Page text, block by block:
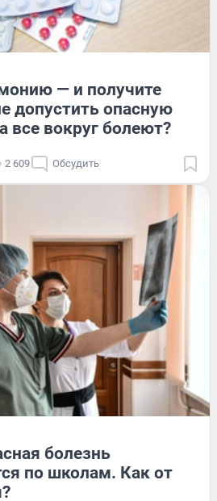
— и получите
допустить опасную
все вокруг болеют?
2 609 Обсудить
болезнь
по школам. Как от